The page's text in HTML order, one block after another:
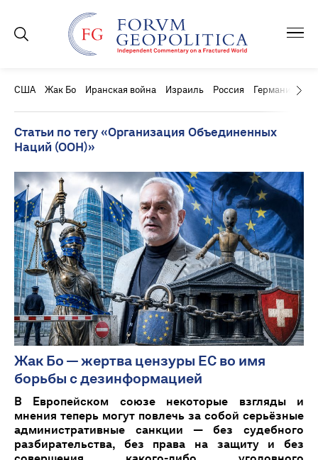
США Жак Бо Иранская война Израиль Россия Германия
Статьи по тегу «Организация Объединенных
Наций (ООН)»
Жак Бо — жертва цензуры ЕС во имя
борьбы с дезинформацией
В Европейском союзе некоторые взгляды и
мнения теперь могут повлечь за собой серьёзные
административные санкции — без судебного
разбирательства, без права на защиту и без